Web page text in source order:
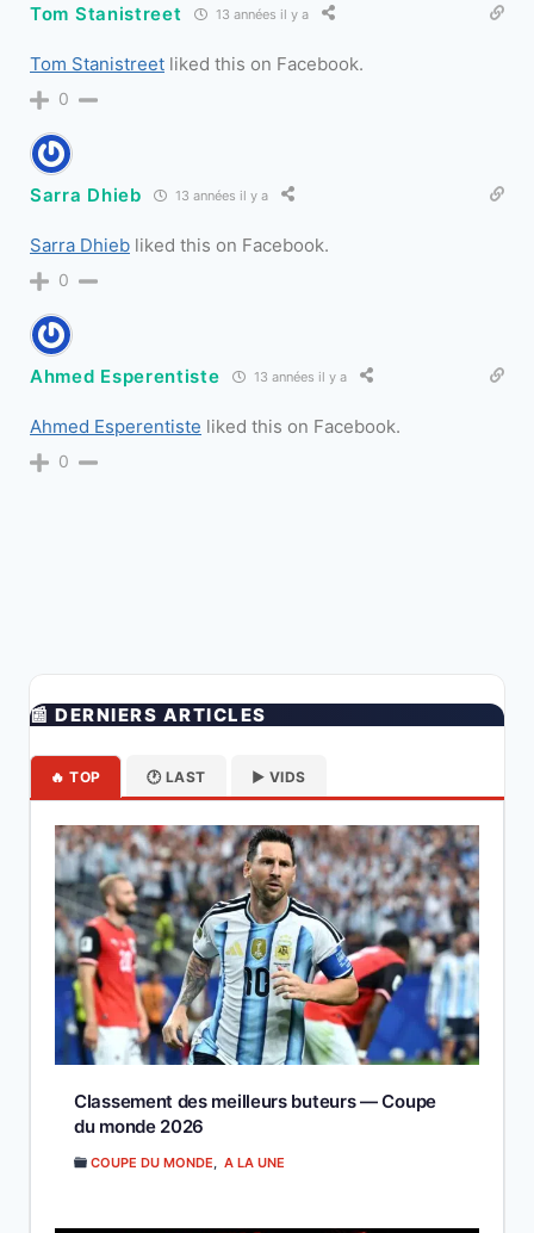
Tom Stanistreet 13 années il y a
Tom Stanistreet liked this on Facebook.
0
Sarra Dhieb 13 années il y a
Sarra Dhieb liked this on Facebook.
0
Ahmed Esperentiste 13 années il y a
Ahmed Esperentiste liked this on Facebook.
0
📰 DERNIERS ARTICLES
🔥 TOP 🕐 LAST ▶️ VIDS
Classement des meilleurs buteurs — Coupe
du monde 2026
COUPE DU MONDE A LA UNE